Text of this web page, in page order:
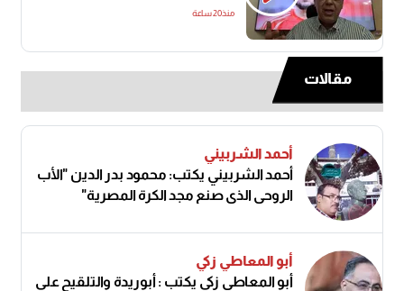
منذ20 ساعة
مقالات
أحمد الشربيني
أحمد الشربيني يكتب: محمود بدر الدين "الأب
الروحي الذي صنع مجد الكرة المصرية"
أبو المعاطي زكي
أبو المعاطي زكى يكتب : أبوريدة والتلقيح على